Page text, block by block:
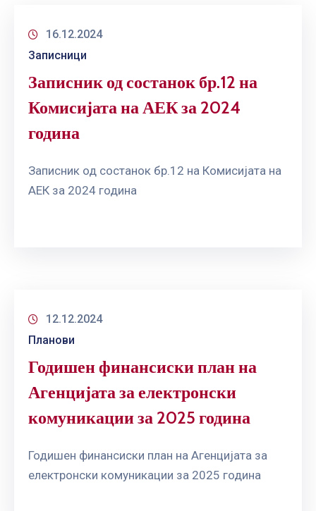
16.12.2024
Записници
Записник од состанок бр.12 на
Комисијата на АЕК за 2024
година
Записник од состанок бр.12 на Комисијата на
АЕК за 2024 година
12.12.2024
Планови
Годишен финансиски план на
Агенцијата за електронски
комуникации за 2025 година
Годишен финансиски план на Агенцијата за
електронски комуникации за 2025 година